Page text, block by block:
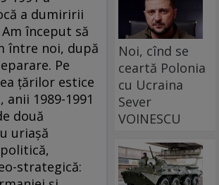
a dumiririi
început să
între noi, după
Pe
ţărilor estice
anii 1989-1991
două
uriaşă
strategică:
Noi, cînd se
ceartă Polonia
cu Ucraina
Sever
VOINESCU